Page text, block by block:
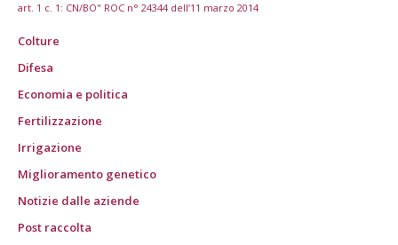
art. 1 c. 1: CN/BO" ROC n° 24344 dell’11 marzo 2014
Colture
Difesa
Economia e politica
Fertilizzazione
Irrigazione
Miglioramento genetico
Notizie dalle aziende
Post raccolta